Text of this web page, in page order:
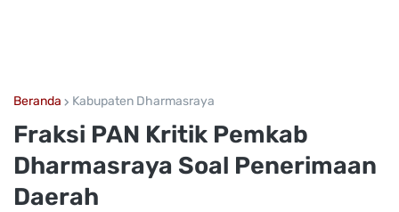
Beranda Kabupaten Dharmasraya
Fraksi PAN Kritik Pemkab
Dharmasraya Soal Penerimaan
Daerah